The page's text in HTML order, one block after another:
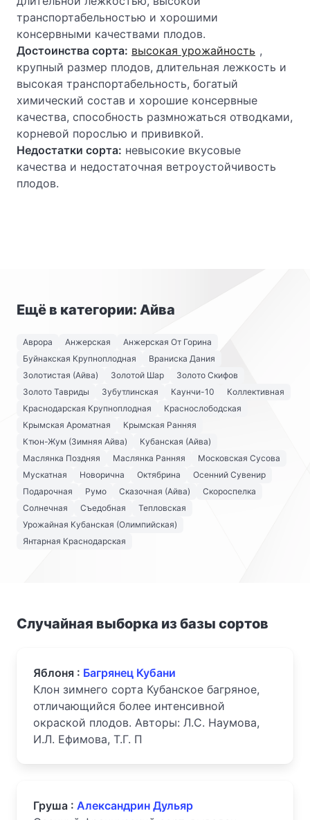
транспортабельностью и хорошими
консервными качествами плодов.
Достоинства сорта: высокая урожайность ,
крупный размер плодов, длительная лежкость и
высокая транспортабельность, богатый
химический состав и хорошие консервные
качества, способность размножаться отводками,
корневой порослью и прививкой.
Недостатки сорта: невысокие вкусовые
качества и недостаточная ветроустойчивость
плодов.
Ещё в категории: Айва
Аврора Анжерская
Анжерская От Горина
Буйнакская Крупноплодная
Враниска Дания
Золотистая (Айва)
Золотой Шар
Золото Скифов
Золото Тавриды
Зубутлинская Каунчи-10
Коллективная
Краснодарская Крупноплодная
Краснослободская
Крымская Ароматная
Крымская Ранняя
Ктюн-Жум (Зимняя Айва)
Кубанская (Айва)
Маслянка Поздняя
Маслянка Ранняя
Московская Сусова
Мускатная
Новорична Октябрина
Осенний Сувенир
Подарочная
Румо Сказочная (Айва)
Скороспелка
Солнечная
Съедобная
Тепловская
Урожайная Кубанская (Олимпийская)
Янтарная Краснодарская
Случайная выборка из базы сортов
Яблоня : Багрянец Кубани
Клон зимнего сорта Кубанское багряное,
отличающийся более интенсивной
окраской плодов. Авторы: Л.С. Наумова,
И.Л. Ефимова, Т.Г. П
Груша : Александрин Дульяр